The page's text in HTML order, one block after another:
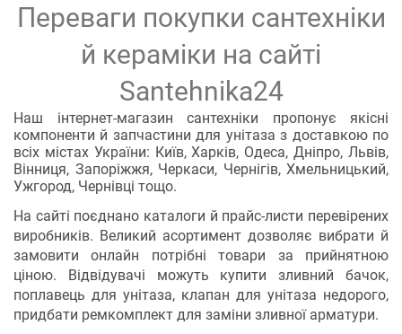
Переваги покупки сантехніки
й кераміки на сайті
Santehnika24
Наш інтернет-магазин сантехніки пропонує якісні
компоненти й запчастини для унітаза з доставкою по
всіх містах України: Київ, Харків, Одеса, Дніпро, Львів,
Вінниця, Запоріжжя, Черкаси, Чернігів, Хмельницький,
Ужгород, Чернівці тощо.
На сайті поєднано каталоги й прайс-листи перевірених
виробників. Великий асортимент дозволяє вибрати й
замовити онлайн потрібні товари за прийнятною
ціною. Відвідувачі можуть купити зливний бачок,
поплавець для унітаза, клапан для унітаза недорого,
придбати ремкомплект для заміни зливної арматури.